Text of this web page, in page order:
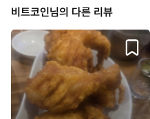
비트코인님의 다른 리뷰